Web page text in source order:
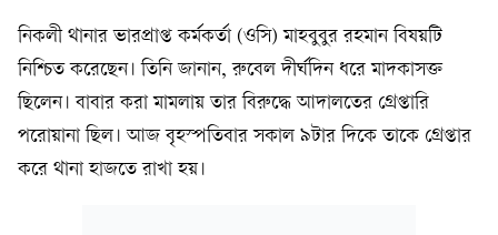
নিকলী থানার ভারপ্রাপ্ত কর্মকর্তা (ওসি) মাহবুবুর রহমান বিষয়টি
নিশ্চিত করেছেন। তিনি জানান, রুবেল দীর্ঘদিন ধরে মাদকাসক্ত
ছিলেন। বাবার করা মামলায় তার বিরুদ্ধে আদালতের গ্রেপ্তারি
পরোয়ানা ছিল। আজ বৃহস্পতিবার সকাল ৯টার দিকে তাকে গ্রেপ্তার
করে থানা হাজতে রাখা হয়।